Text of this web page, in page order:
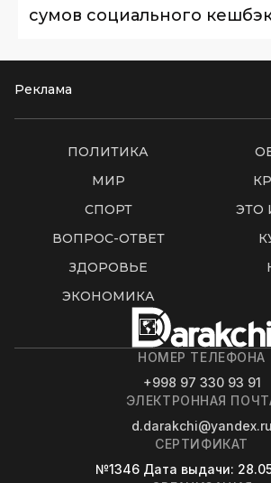
сумов социального
Реклама
ПОЛИТИКА
МИР
СПОРТ
ЭТО
ВОПРОС-ОТВЕТ
ЗДОРОВЬЕ
ЭКОНОМИКА
НОМЕР ТЕЛЕФОНА
+998 97 330 93 91
ЭЛЕКТРОННАЯ
d.darakchi@yandex.ru
СЕРТИФИКАТ
№1346 Дата выдачи: